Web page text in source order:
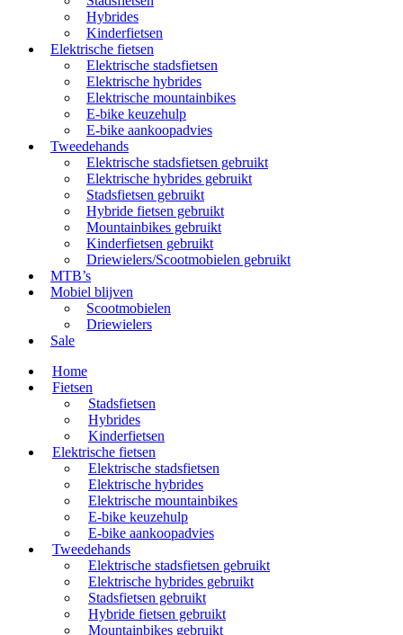
Hybrides
Kinderfietsen
Elektrische fietsen
Elektrische stadsfietsen
Elektrische hybrides
Elektrische mountainbikes
E-bike keuzehulp
E-bike aankoopadvies
Tweedehands
Elektrische stadsfietsen gebruikt
Elektrische hybrides gebruikt
Stadsfietsen gebruikt
Hybride fietsen gebruikt
Mountainbikes gebruikt
Kinderfietsen gebruikt
Driewielers/Scootmobielen gebruikt
MTB’s
Mobiel blijven
Scootmobielen
Driewielers
Sale
Home
Fietsen
Stadsfietsen
Hybrides
Kinderfietsen
Elektrische fietsen
Elektrische stadsfietsen
Elektrische hybrides
Elektrische mountainbikes
E-bike keuzehulp
E-bike aankoopadvies
Tweedehands
Elektrische stadsfietsen gebruikt
Elektrische hybrides gebruikt
Stadsfietsen gebruikt
Hybride fietsen gebruikt
Mountainbikes gebruikt